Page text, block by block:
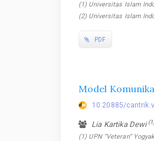
(1) Universitas Islam
(2) Universitas Islam
PDF
Model
10.20885/
Lia Kartika Dewi
(1) UPN “Veteran”